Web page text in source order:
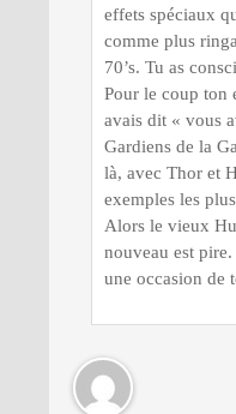
effets spéciaux
comme plus
70’s. Tu as
Pour le coup ton
avais dit « vous
Gardiens de la
là, avec Thor et
exemples les
Alors le vieux
nouveau est
une occasion de